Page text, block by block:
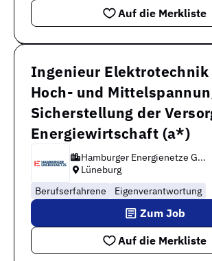
Auf die Merkliste
Ingenieur
Hoch- und
Sicherstellung der
Energiewirtschaft (a*)
Hamburger Energienetze G...
Lüneburg
Berufserfahrene
Eigenverantwortung
Auf die Merkliste
Zum Job